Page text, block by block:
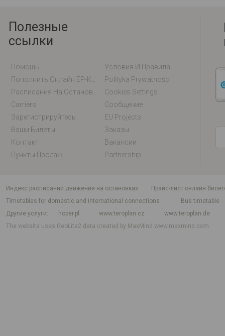
Полезные
ссылки
Помощь
Условия И Правила
Polityka Prywatności
Cookies Settings
Carriers
Сообщение
Зарегистрируйтесь
EU Projects
Ваши Билеты
Заказы
Контакт
Вакансии
Пункты Продаж
Partnership
индекс расписаний движения на остановках
Прайс-лист онлайн
Timetables for domestic and international connections
Bus timetable
Другие услуги
hoper.pl www.teroplan.cz
www.teroplan.de
The website uses GeoLite2 data created by MaxMindwww.maxmind.com